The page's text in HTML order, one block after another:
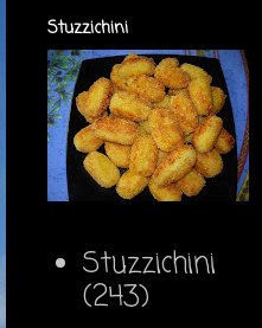
Stuzzichini
Stuzzichini
(243)